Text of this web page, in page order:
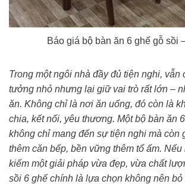
Báo giá bộ bàn ăn 6 ghế gỗ sồi
Trong một ngôi nhà đầy đủ tiện nghi, vẫn
tưởng nhỏ nhưng lại giữ vai trò rất lớn –
ăn. Không chỉ là nơi ăn uống, đó còn là
chia, kết nối, yêu thương. Một bộ bàn ăn
không chỉ mang đến sự tiện nghi mà còn
thêm căn bếp, bền vững thêm tổ ấm. Nếu
kiếm một giải pháp vừa đẹp, vừa chất
sồi 6 ghế chính là lựa chọn không nên